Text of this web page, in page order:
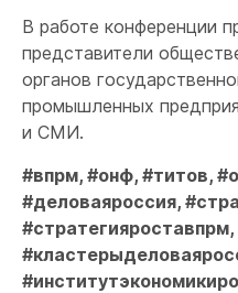
В работе конференции
представители
органов
промышленных
и СМИ.
#впрм, #онф, #титов,
#деловаяроссия,
#стратегияроставпрм,